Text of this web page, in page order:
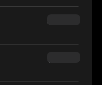
$34.95
$160.00